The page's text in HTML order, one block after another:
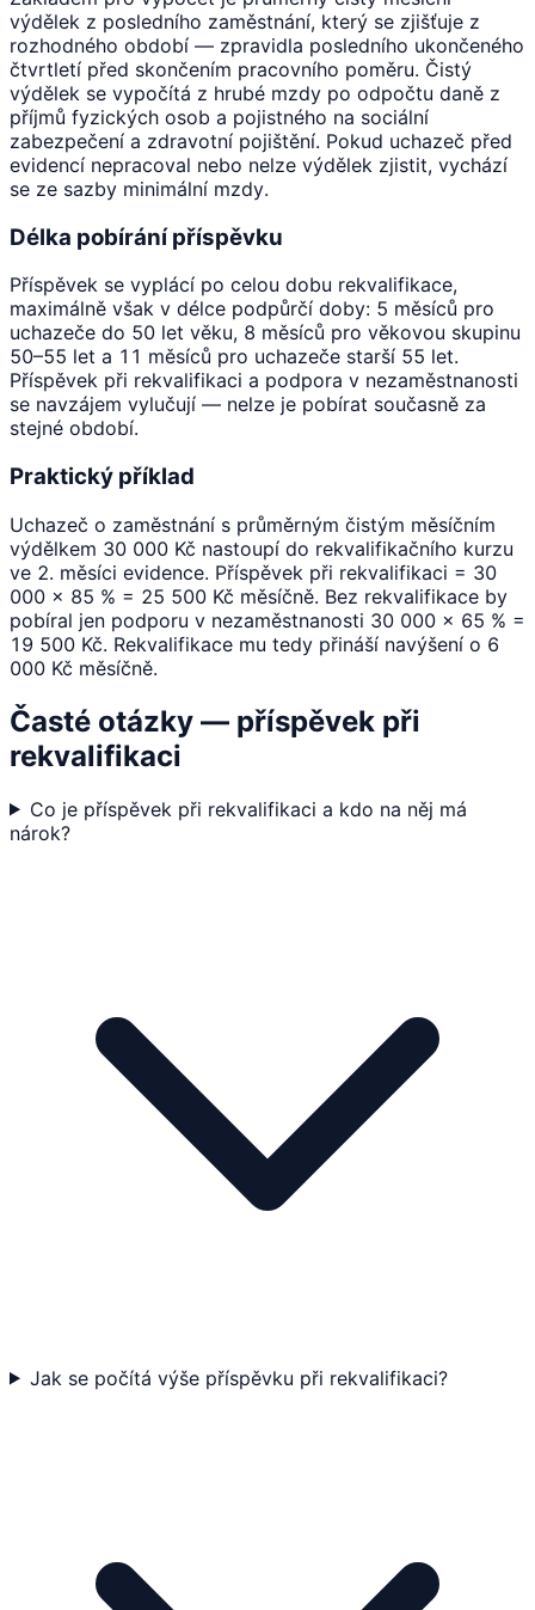
výdělek z posledního zaměstnání, který se zjišťuje z
rozhodného období — zpravidla posledního ukončeného
čtvrtletí před skončením pracovního poměru. Čistý
výdělek se vypočítá z hrubé mzdy po odpočtu daně z
příjmů fyzických osob a pojistného na sociální
zabezpečení a zdravotní pojištění. Pokud uchazeč před
evidencí nepracoval nebo nelze výdělek zjistit, vychází
se ze sazby minimální mzdy.
Délka pobírání příspěvku
Příspěvek se vyplácí po celou dobu rekvalifikace,
maximálně však v délce podpůrčí doby: 5 měsíců pro
uchazeče do 50 let věku, 8 měsíců pro věkovou skupinu
50–55 let a 11 měsíců pro uchazeče starší 55 let.
Příspěvek při rekvalifikaci a podpora v nezaměstnanosti
se navzájem vylučují — nelze je pobírat současně za
stejné období.
Praktický příklad
Uchazeč o zaměstnání s průměrným čistým měsíčním
výdělkem 30 000 Kč nastoupí do rekvalifikačního kurzu
ve 2. měsíci evidence. Příspěvek při rekvalifikaci = 30
000 × 85 % = 25 500 Kč měsíčně. Bez rekvalifikace by
pobíral jen podporu v nezaměstnanosti 30 000 × 65 % =
19 500 Kč. Rekvalifikace mu tedy přináší navýšení o 6
000 Kč měsíčně.
Časté otázky — příspěvek při
rekvalifikaci
Co je příspěvek při rekvalifikaci a kdo na něj má
nárok?
Jak se počítá výše příspěvku při rekvalifikaci?